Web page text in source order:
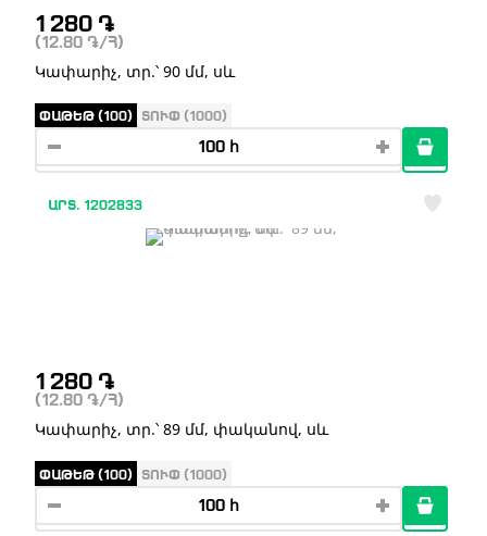
1 280 ֏
(12.80 ֏ /Հ)
Կափարիչ, տր.՝ 90 մմ, սև
ՓԱԹԵԹ (100) ՏՈՒՓ (1000)
ԱՐՏ. 1202833
1 280 ֏
(12.80 ֏ /Հ)
Կափարիչ, տր.՝ 89 մմ, փականով, սև
ՓԱԹԵԹ (100) ՏՈՒՓ (1000)